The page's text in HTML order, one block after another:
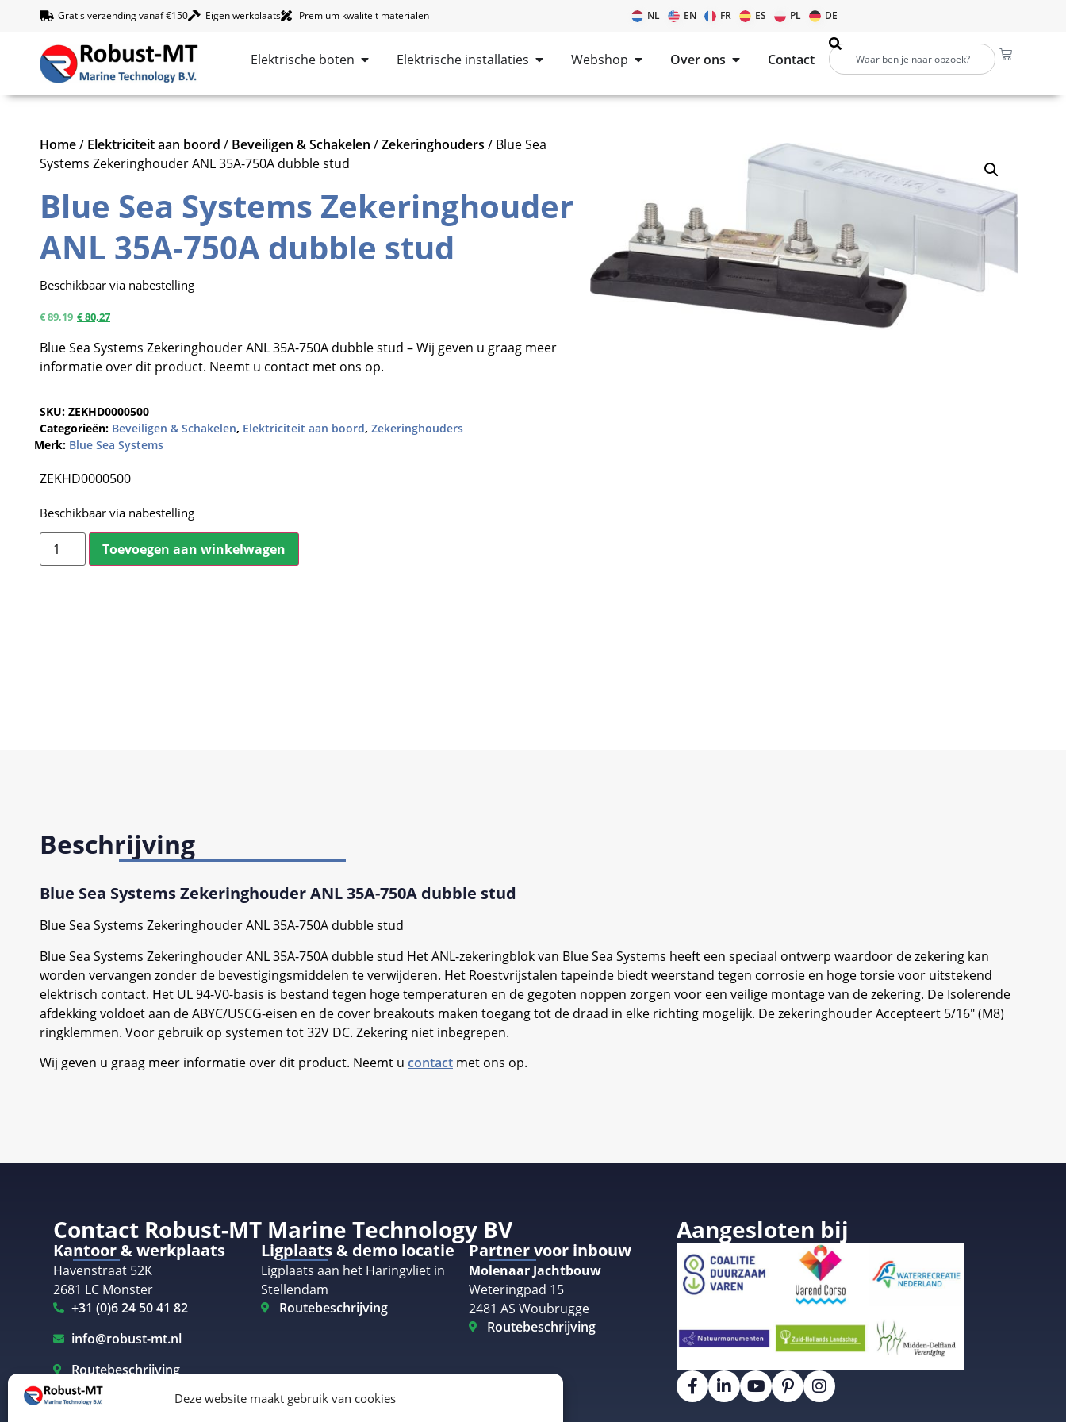
Deze website maakt gebruik van cookies
Gratis verzending vanaf €150 Eigen werkplaats Premium kwaliteit materialen NL EN FR ES PL DE
Elektrische boten Elektrische installaties Webshop Over ons Contact
Home/ Elektriciteit aan boord / Beveiligen & Schakelen /Zekeringhouders / Blue Sea
Systems Zekeringhouder ANL 35A-750A dubble stud
Blue Sea Systems Zekeringhouder
ANL 35A-750A dubble stud
Beschikbaar via nabestelling
€89,19 €80,27
Blue Sea Systems Zekeringhouder ANL 35A-750A dubble stud – Wij geven u graag meer
informatie over dit product. Neemt u contact met ons op.
SKU: ZEKHD0000500
Categorieën: Beveiligen & Schakelen, Elektriciteit aan boord, Zekeringhouders
Merk: Blue Sea Systems
ZEKHD0000500
Beschikbaar via nabestelling
Toevoegen aan winkelwagen
Beschrijving
Blue Sea Systems Zekeringhouder ANL 35A-750A dubble stud
Blue Sea Systems Zekeringhouder ANL 35A-750A dubble stud
Blue Sea Systems Zekeringhouder ANL 35A-750A dubble stud Het ANL-zekeringblok van Blue Sea Systems heeft een speciaal ontwerp waardoor de zekering kan
worden vervangen zonder de bevestigingsmiddelen te verwijderen. Het Roestvrijstalen tapeinde biedt weerstand tegen corrosie en hoge torsie voor uitstekend
elektrisch contact. Het UL 94-V0-basis is bestand tegen hoge temperaturen en de gegoten noppen zorgen voor een veilige montage van de zekering. De Isolerende
afdekking voldoet aan de ABYC/USCG-eisen en de cover breakouts maken toegang tot de draad in elke richting mogelijk. De zekeringhouder Accepteert 5/16" (M8)
ringklemmen. Voor gebruik op systemen tot 32V DC. Zekering niet inbegrepen.
Wij geven u graag meer informatie over dit product. Neemt u contact met ons op.
Contact Robust-MT Marine Technology BV
Kantoor & werkplaats
Havenstraat 52K
2681 LC Monster
+31 (0)6 24 50 41 82
info@robust-mt.nl
Routebeschrijving
Ligplaats & demo locatie
Ligplaats aan het Haringvliet in
Stellendam
Routebeschrijving
Partner voor inbouw
Molenaar Jachtbouw
Weteringpad 15
2481 AS Woubrugge
Routebeschrijving
Aangesloten bij